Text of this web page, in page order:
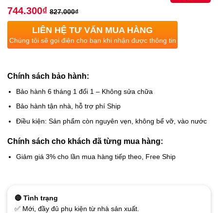
744.300₫ 827.000₫
LIÊN HỆ TƯ VẤN MUA HÀNG
Chúng tôi sẽ gọi điện cho bạn khi nhận được thông tin
Chính sách bảo hành:
Bảo hành 6 tháng 1 đổi 1 – Không sửa chữa
Bảo hành tận nhà, hỗ trợ phí Ship
Điều kiện: Sản phẩm còn nguyên vẹn, không bể vỡ, vào nước
Chính sách cho khách đã từng mua hàng:
Giảm giá 3% cho lần mua hàng tiếp theo, Free Ship
🔴 Tình trạng
✅ Mới, đầy đủ phụ kiện từ nhà sản xuất.